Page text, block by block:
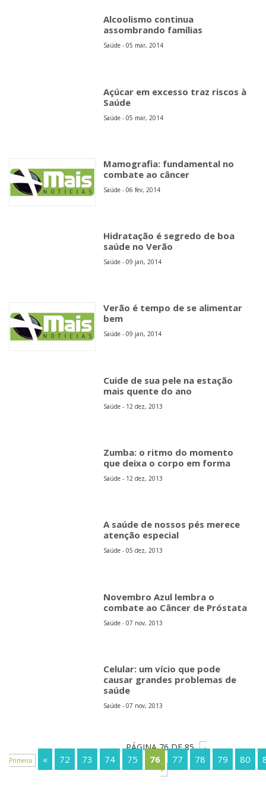
Alcoolismo continua
assombrando famílias
Saúde - 05 mar, 2014
Açúcar em excesso traz riscos à
Saúde
Saúde - 05 mar, 2014
Mamografia: fundamental no
combate ao câncer
Saúde - 06 fev, 2014
Hidratação é segredo de boa
saúde no Verão
Saúde - 09 jan, 2014
Verão é tempo de se alimentar
bem
Saúde - 09 jan, 2014
Cuide de sua pele na estação
mais quente do ano
Saúde - 12 dez, 2013
Zumba: o ritmo do momento
que deixa o corpo em forma
Saúde - 12 dez, 2013
A saúde de nossos pés merece
atenção especial
Saúde - 05 dez, 2013
Novembro Azul lembra o
combate ao Câncer de Próstata
Saúde - 07 nov, 2013
Celular: um vício que pode
causar grandes problemas de
saúde
Saúde - 07 nov, 2013
PÁGINA 76 DE 85
«
Primeira
« 72 73 74 75 76 77 78 79 80
»